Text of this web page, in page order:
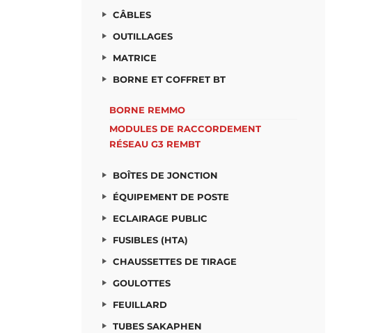
CÂBLES
OUTILLAGES
MATRICE
BORNE ET COFFRET BT
BORNE REMMO
MODULES DE RACCORDEMENT
RÉSEAU G3 REMBT
BOÎTES DE JONCTION
ÉQUIPEMENT DE POSTE
ECLAIRAGE PUBLIC
FUSIBLES (HTA)
CHAUSSETTES DE TIRAGE
GOULOTTES
FEUILLARD
TUBES SAKAPHEN